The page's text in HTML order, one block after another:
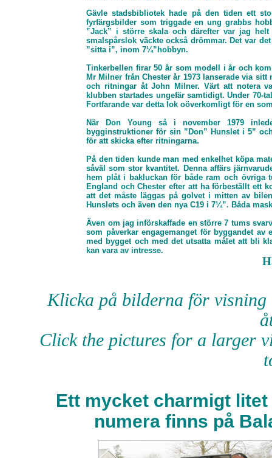
Gävle stadsbibliotek hade på den tiden ett
fyrfärgsbilder som triggade en ung grabbs
”Jack” i större skala och därefter var jag
smalspårslok väckte också drömmar. Det var
”sitta i”, inom 7¼”hobbyn.
Tinkerbellen firar 50 år som modell i år och
Mr Milner från Chester år 1973 lanserade via
och ritningar åt John Milner. Värt att notera
klubben startades ungefär samtidigt. Under 70-
Fortfarande var detta lok oöverkomligt för en
När Don Young så i november 1979
bygginstruktioner för sin ”Don” Hunslet i 5”
för att skicka efter ritningarna.
På den tiden kunde man med enkelhet köpa
såväl som stor kvantitet. Denna affärs
hem plåt i bakluckan för både ram och övriga
England och Chester efter att ha förbeställt ett
att det måste läggas på golvet i mitten av
Hunslets och även den nya C19 i 7¼”. Båda
Även om jag införskaffade en större 7 tums
som påverkar engagemanget för byggandet
med bygget och med det utsatta målet att bli
kan vara av intresse.
Klicka på bilderna för
Click the pictures for a larger
Ett mycket charmigt
numera finns på